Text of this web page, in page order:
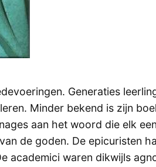
Generaties
Minder bekend is zijn
aan het woord die elk
de goden. De epicuristen
academici waren dikwijls